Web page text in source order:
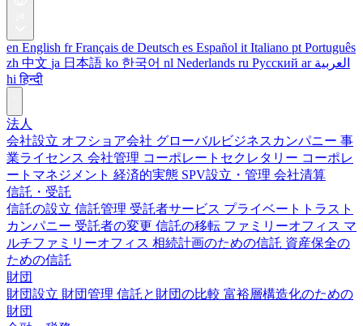
en English fr Français de Deutsch es Español it Italiano pt Português
zh 中文 ja 日本語 ko 한국어 nl Nederlands ru Русский ar العربية
hi हिन्दी
法人
会社設立 オフショア会社 グローバルビジネスカンパニー 事
業ライセンス 会社管理 コーポレートセクレタリー コーポレ
ートマネジメント 経済的実態 SPV設立・管理 会社清算
信託・受託
信託の設立 信託管理 受託者サービス プライベートトラスト
カンパニー 受託者の変更 信託の移転 ファミリーオフィス マ
ルチファミリーオフィス 相続計画のための信託 資産保全の
ための信託
財団
財団設立 財団管理 信託と財団の比較 富裕層構造化のための
財団